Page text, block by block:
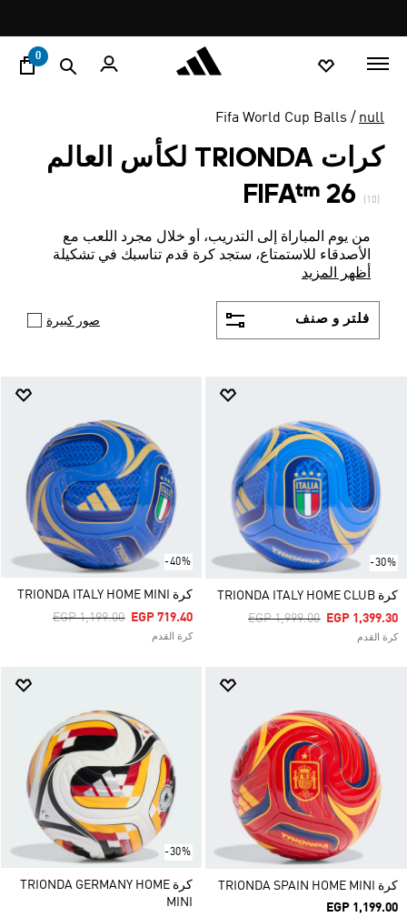
promotion
rotation
0
null
Fifa World Cup Balls
كرات TRIONDA لكأس العالم
FIFA™ 26
(10)
من يوم المباراة إلى التدريب، أو خلال مجرد اللعب مع
الأصدقاء للاستمتاع، ستجد كرة قدم تناسبك في تشكيلة
Trionda.
أظهر المزيد
فلتر و صنف صور كبيرة
-30%
كرة TRIONDA ITALY HOME CLUB
Price Reduced From
EGP 1,999.00ToEGP 1,399.30
كرة القدم
-40%
كرة TRIONDA ITALY HOME MINI
Price Reduced From
EGP 1,199.00ToEGP 719.40
كرة القدم
كرة TRIONDA SPAIN HOME MINI
EGP 1,199.00
-30%
كرة TRIONDA GERMANY HOME
MINI